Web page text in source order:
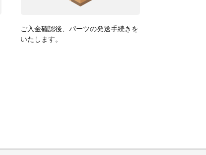
ご入金確認後、パーツの発送手続きを
いたします。